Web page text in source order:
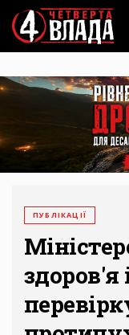
Перейти
до
основного
вмісту
ПУБЛІКАЦІЇ
здоров'я